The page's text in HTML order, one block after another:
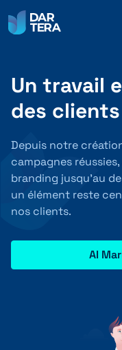
SERVICES
RÉFÉRENCES
À PROPOS DE
Un travail
des
Depuis notre
campagnes
branding jusqu’au
un élément reste
nos clients.
AI